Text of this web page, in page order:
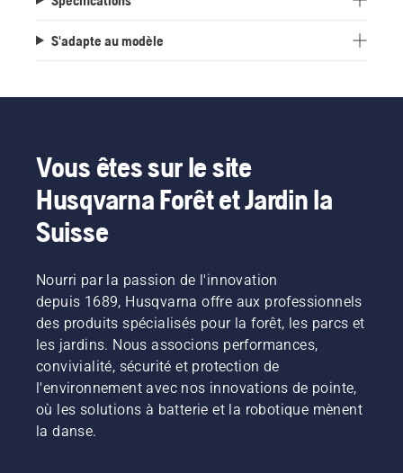
S'adapte au modèle
Vous êtes sur le site
Husqvarna Forêt et Jardin la
Suisse
Nourri par la passion de l'innovation
depuis 1689, Husqvarna offre aux professionnels
des produits spécialisés pour la forêt, les parcs et
les jardins. Nous associons performances,
convivialité, sécurité et protection de
l'environnement avec nos innovations de pointe,
où les solutions à batterie et la robotique mènent
la danse.